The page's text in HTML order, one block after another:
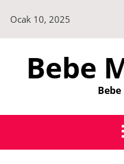
content
Ocak 10, 2025
Bebe